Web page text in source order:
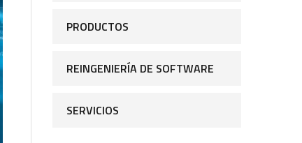
PRODUCTOS
REINGENIERÍA DE SOFTWARE
SERVICIOS